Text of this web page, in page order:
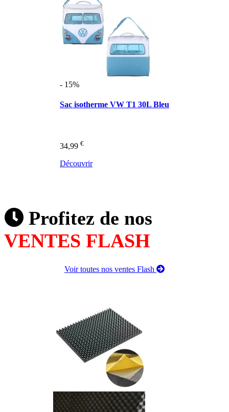
- 15%
Sac isotherme VW T1 30L Bleu
34,99 €
Découvrir
Profitez de nos
VENTES FLASH
Voir toutes nos ventes Flash